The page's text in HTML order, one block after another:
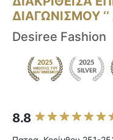
ΔΙΑΓΩΝΙΣΜΟΥ ‘’
Desiree Fashion
8.8